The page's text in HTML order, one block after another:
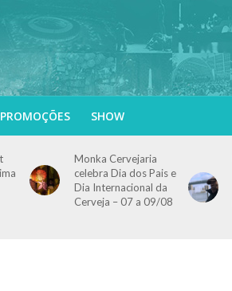
PROMOÇÕES SHOW
Monka Cervejaria
celebra Dia dos Pais e
Dia Internacional da
Cerveja – 07 a 09/08